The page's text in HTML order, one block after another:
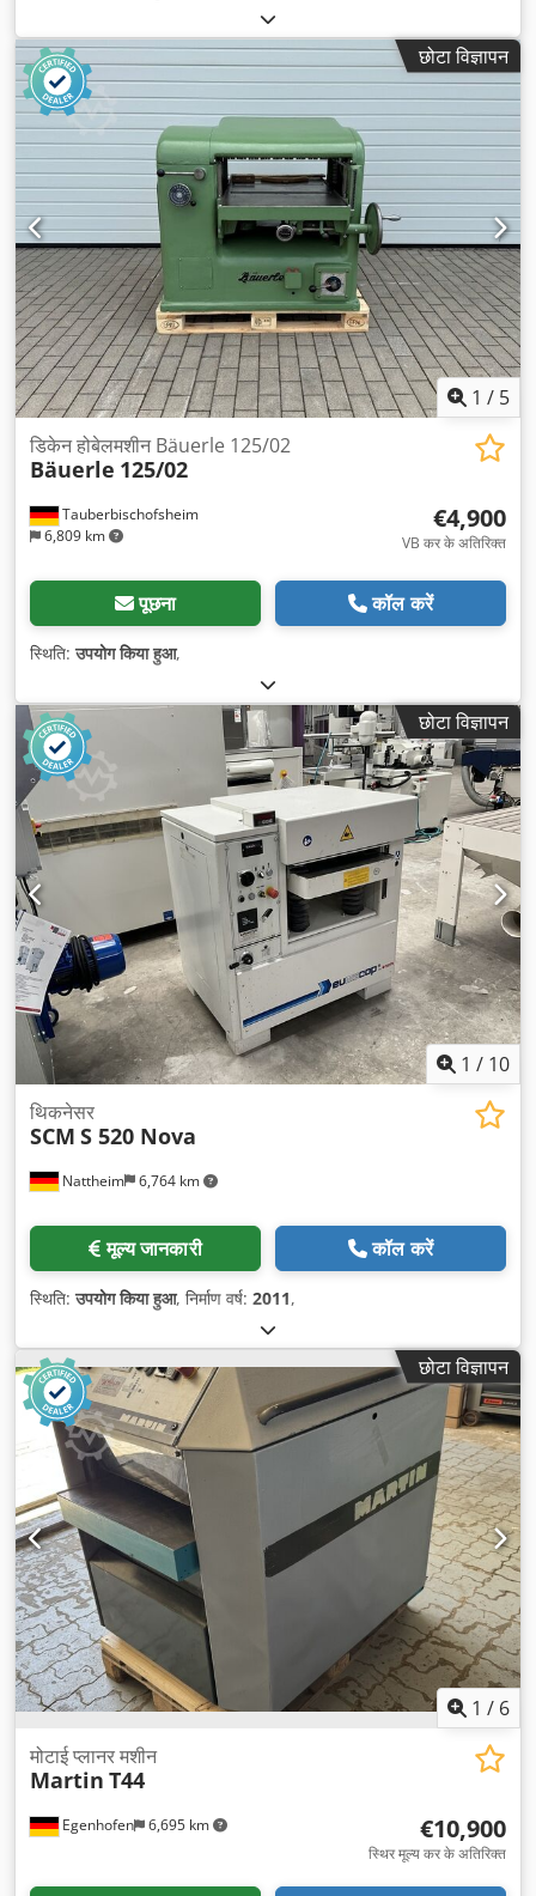
छोटा विज्ञापन
1 / 5
Tauberbischofsheim
6,809 km
डिकेन होबेलमशीन Bäuerle 125/02
Bäuerle 125/02
€4,900
VB कर के अतिरिक्त
पूछना कॉल करें
स्थिति:उपयोग किया हुआ,
छोटा विज्ञापन
1 / 10
Nattheim 6,764 km
थिकनेसर
SCM S 520 Nova
मूल्य जानकारी कॉल करें
स्थिति:उपयोग किया हुआ, निर्माण वर्ष: 2011,
छोटा विज्ञापन
1 / 6
Egenhofen 6,695 km
मोटाई प्लानर मशीन
Martin T44
€10,900
स्थिर मूल्य कर के अतिरिक्त